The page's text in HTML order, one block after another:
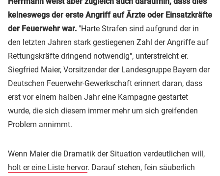
keineswegs der erste Angriff auf Ärzte oder Einsatzkräfte
der Feuerwehr war. "Harte Strafen sind aufgrund der in
den letzten Jahren stark gestiegenen Zahl der Angriffe auf
Rettungskräfte dringend notwendig", unterstreicht er.
Siegfried Maier, Vorsitzender der Landesgruppe Bayern der
Deutschen Feuerwehr-Gewerkschaft erinnert daran, dass
erst vor einem halben Jahr eine Kampagne gestartet
wurde, die sich diesem immer mehr um sich greifenden
Problem annimmt.
Wenn Maier die Dramatik der Situation verdeutlichen will,
holt er eine Liste hervor. Darauf stehen, fein säuberlich